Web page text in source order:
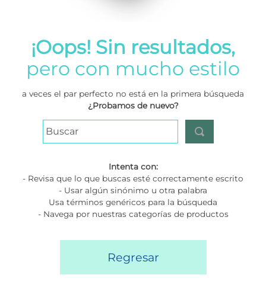
¡Oops! Sin resultados,
pero con mucho estilo
a veces el par perfecto no está en la primera búsqueda
¿Probamos de nuevo?
Intenta con:
- Revisa que lo que buscas esté correctamente escrito
- Usar algún sinónimo u otra palabra
Usa términos genéricos para la búsqueda
- Navega por nuestras categorías de productos
Regresar